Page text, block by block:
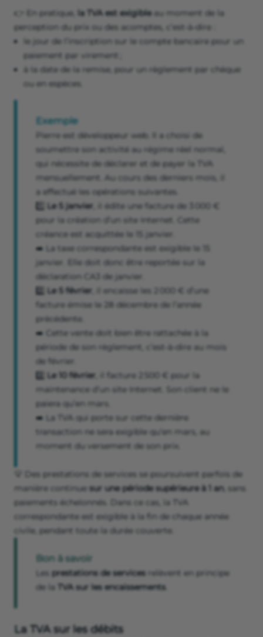
👉 En pratique, la TVA est exigibleau moment de la
perception du prix ou des acomptes, c’est-à-dire :
le jour de l’inscription sur le compte bancaire pour un
paiement par virement ;
à la date de la remise, pour un règlement par chèque
ou en espèces.
Exemple
Pierre est développeur web. Il a choisi de
soumettre son activité au régime réel normal,
qui nécessite de déclarer et de payer la TVA
mensuellement. Au cours des derniers mois, il
a effectué les opérations suivantes.
Le 5 janvier , il édite une facture de 3 000 €
pour la création d’un site Internet. Cette
créance est acquittée le 15 janvier.
➡️ La taxe correspondante est exigible le 15
janvier. Elle doit donc être reportée sur la
déclaration CA3 de janvier.
2️⃣ Le 5 février , il encaisse les 2 000 € d’une
facture émise le 28 décembre de l’année
précédente.
➡️ Cette vente doit bien être rattachée à la
période de son règlement, c’est-à-dire au mois
de février.
3️⃣ Le 10 février , il facture 2 500 € pour la
maintenance d’un site Internet. Son client ne le
paiera qu’en mars.
➡️ La TVA qui porte sur cette dernière
transaction ne sera exigible qu’en mars, au
moment du versement de son prix.
💡 Des prestations de services se poursuivent parfois de
manière continue sur une période supérieure à 1 an, sans
paiements échelonnés. Dans ce cas, la TVA
correspondante est exigible à la fin de chaque année
civile, pendant toute la durée couverte.
Bon à savoir
Les prestations de services relèvent en principe
de la TVA sur les encaissements.
La TVA sur les débits